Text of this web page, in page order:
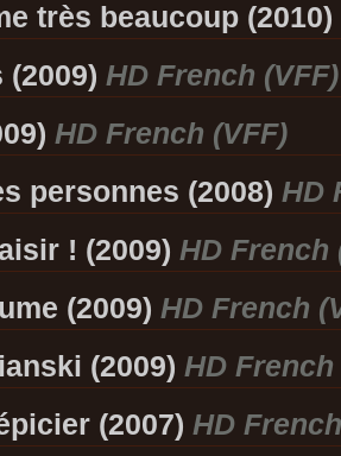
très beaucoup (2010)
HD French (VFF)
HD French (VFF)
personnes (2008) HD
! (2009) HD French
(2009) HD French
(2009) HD French
(2007) HD